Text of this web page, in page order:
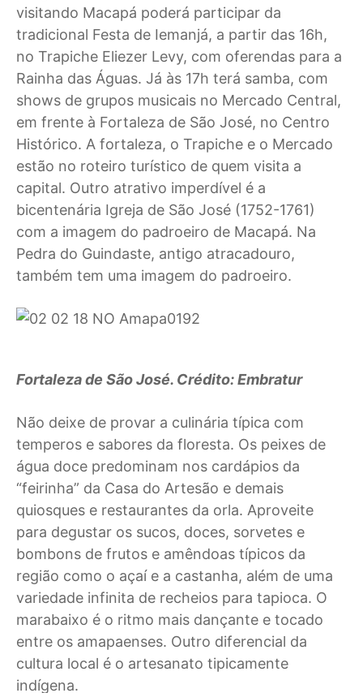
visitando Macapá poderá participar da
tradicional Festa de Iemanjá, a partir das 16h,
no Trapiche Eliezer Levy, com oferendas para a
Rainha das Águas. Já às 17h terá samba, com
shows de grupos musicais no Mercado Central,
em frente à Fortaleza de São José, no Centro
Histórico. A fortaleza, o Trapiche e o Mercado
estão no roteiro turístico de quem visita a
capital. Outro atrativo imperdível é a
bicentenária Igreja de São José (1752-1761)
com a imagem do padroeiro de Macapá. Na
Pedra do Guindaste, antigo atracadouro,
também tem uma imagem do padroeiro.
Fortaleza de São José. Crédito: Embratur
Não deixe de provar a culinária típica com
temperos e sabores da floresta. Os peixes de
água doce predominam nos cardápios da
“feirinha” da Casa do Artesão e demais
quiosques e restaurantes da orla. Aproveite
para degustar os sucos, doces, sorvetes e
bombons de frutos e amêndoas típicos da
região como o açaí e a castanha, além de uma
variedade infinita de recheios para tapioca. O
marabaixo é o ritmo mais dançante e tocado
entre os amapaenses. Outro diferencial da
cultura local é o artesanato tipicamente
indígena.